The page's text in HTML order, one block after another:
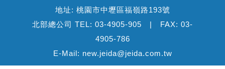
地址: 桃園市中壢區福嶺路193號
北部總公司 TEL: 03-4905-905 | FAX: 03-
4905-786
E-Mail: new.jeida@jeida.com.tw